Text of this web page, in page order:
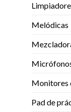
Melódicas
Monitores
Pad de